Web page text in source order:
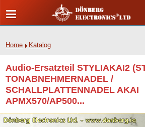
Home Katalog
Audio-Ersatzteil STYLIAKAI2
TONABNEHMERNADEL /
SCHALLPLATTENNADEL AKAI
APMX570/AP500...